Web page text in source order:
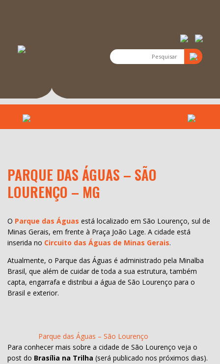
PARQUE DAS ÁGUAS – SÃO
LOURENÇO – MG
O Parque das Águas está localizado em São Lourenço, sul de
Minas Gerais, em frente à Praça João Lage. A cidade está
inserida no Circuito das Águas de Minas Gerais.
Atualmente, o Parque das Águas é administrado pela Minalba
Brasil, que além de cuidar de toda a sua estrutura, também
capta, engarrafa e distribui a água de São Lourenço para o
Brasil e exterior.
Parque das Águas – São Lourenço
Para conhecer mais sobre a cidade de São Lourenço veja o
post do Brasília na Trilha (será publicado nos próximos dias).